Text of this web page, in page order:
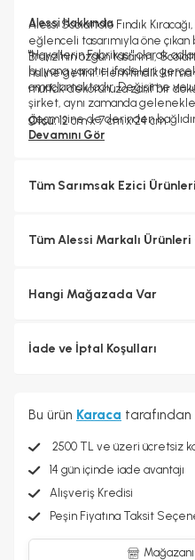
Alessi Scoiattolo Fındık
eğlenceli tasarımıyla öne
Branzi'nin özgün tasarımı,
haline getirir. Hem fındık
mutfak dekorunuza zarif bir
Ölçü:12 cm x 7 cm x 24 cm
Materyal:18/10 paslanmaz çelik,
Alessi Hakkında
"Hayallerin Fabrikası" olarak
bu yana yaratıcı ifadeleri
amaçlamaktadır. Değişime ve
şirket, aynı zamanda
geçmişine de derinden
olağanüstü kılarken estetik,
yetenekli ustalar tarafından
sürecinde endüstriyel üretimin
uygulanmaktadır.
Devamını Gör
Tüm Sarımsak Ezici
Tüm Alessi Markalı
Hangi Mağazada Var
İade ve İptal Koşulları
Bu ürün Karaca tarafından
2500 TL ve üzeri ücretsiz
14 gün içinde iade avantajı
Alışveriş Kredisi
Peşin Fiyatına Taksit